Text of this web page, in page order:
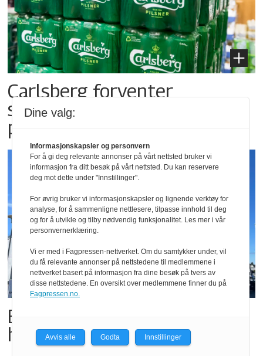
Carlsberg forventer
salgsrekord for alkoholfri øl
på festivaler
Butikktesten: Slitent, men
hyggelig
Dine valg:
Informasjonskapsler og personvern
For å gi deg relevante annonser på vårt nettsted bruker vi
informasjon fra ditt besøk på vårt nettsted. Du kan reservere
deg mot dette under "Innstillinger".
For øvrig bruker vi informasjonskapsler og lignende verktøy for
analyse, for å sammenligne nettlesere, tilpasse innhold til deg
og for å utvikle og tilby nødvendig funksjonalitet. Les mer i vår
personvernerklæring.
Vi er med i Fagpressen-nettverket. Om du samtykker under, vil
du få relevante annonser på nettstedene til medlemmene i
nettverket basert på informasjon fra dine besøk på tvers av
disse nettstedene. En oversikt over medlemmene finner du på
Fagpressen.no.
Avvis alle Godta Innstillinger